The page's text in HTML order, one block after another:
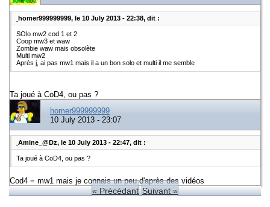
homer999999999, le 10 July 2013 - 22:38, dit :
SOlo mw2 cod 1 et 2
Coop mw3 et waw
Zombie waw mais obsolète
Multi mw2
Après j, ai pas mw1 mais il a un bon solo et multi il me semble
Ta joué à CoD4, ou pas ?
homer999999999
10 July 2013 - 23:07
Amine_@Dz, le 10 July 2013 - 22:47, dit :
Ta joué à CoD4, ou pas ?
Cod4 = mw1 mais je connais un peu d'après des vidéos
« Précédant Suivant »